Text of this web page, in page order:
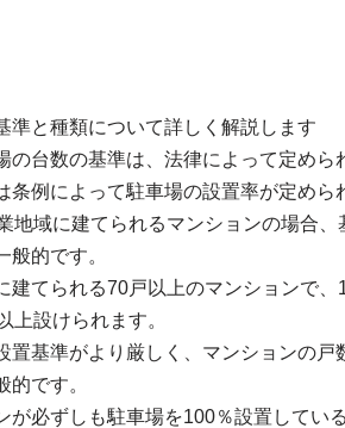
準と種類について詳しく解説します
の台数の基準は、法律によって定めら
条例によって駐車場の設置率が定めら
地域に建てられるマンションの場合
的です。
建てられる70戸以上のマンションで
上設けられます。
置基準がより厳しく、マンションの
です。
が必ずしも駐車場を100％設置してい